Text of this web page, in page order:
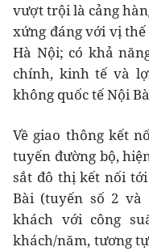
vượt trội là cảng
xứng đáng với vị
Hà Nội; có khả
chính, kinh tế và
không quốc tế Nội
Về giao thông kết
tuyến đường bộ,
sắt đô thị kết nối
Bài (tuyến số 2 và
khách với công
khách/năm, tương